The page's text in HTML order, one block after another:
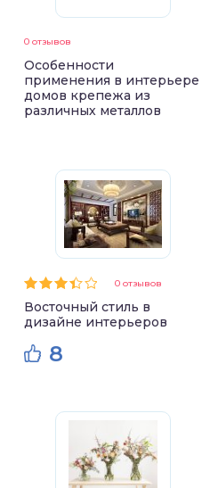
0 отзывов
Особенности
применения в интерьере
домов крепежа из
различных металлов
0 отзывов
Восточный стиль в
дизайне интерьеров
8